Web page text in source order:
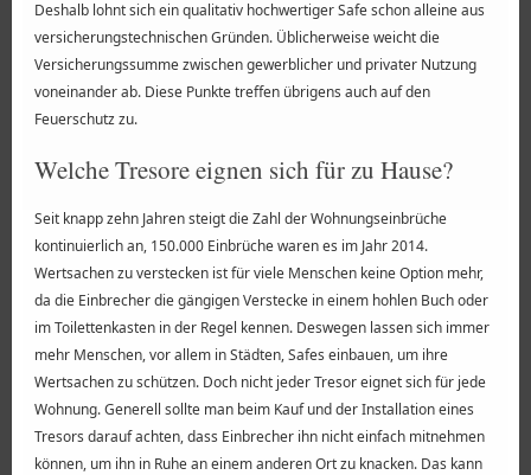
Deshalb lohnt sich ein qualitativ hochwertiger Safe schon alleine aus
versicherungstechnischen Gründen. Üblicherweise weicht die
Versicherungssumme zwischen gewerblicher und privater Nutzung
voneinander ab. Diese Punkte treffen übrigens auch auf den
Feuerschutz zu.
Welche Tresore eignen sich für zu Hause?
Seit knapp zehn Jahren steigt die Zahl der Wohnungseinbrüche
kontinuierlich an, 150.000 Einbrüche waren es im Jahr 2014.
Wertsachen zu verstecken ist für viele Menschen keine Option mehr,
da die Einbrecher die gängigen Verstecke in einem hohlen Buch oder
im Toilettenkasten in der Regel kennen. Deswegen lassen sich immer
mehr Menschen, vor allem in Städten, Safes einbauen, um ihre
Wertsachen zu schützen. Doch nicht jeder Tresor eignet sich für jede
Wohnung. Generell sollte man beim Kauf und der Installation eines
Tresors darauf achten, dass Einbrecher ihn nicht einfach mitnehmen
können, um ihn in Ruhe an einem anderen Ort zu knacken. Das kann